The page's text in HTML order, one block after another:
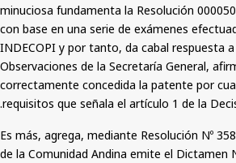
minuciosa fundamenta la Resolución
con base en una serie de exámenes
INDECOPI y por tanto, da cabal respuesta
Observaciones de la Secretaría General,
correctamente concedida la patente por
requisitos que señala el artículo 1 de la
Es más, agrega, mediante Resolución Nº
de la Comunidad Andina emite el Dictamen